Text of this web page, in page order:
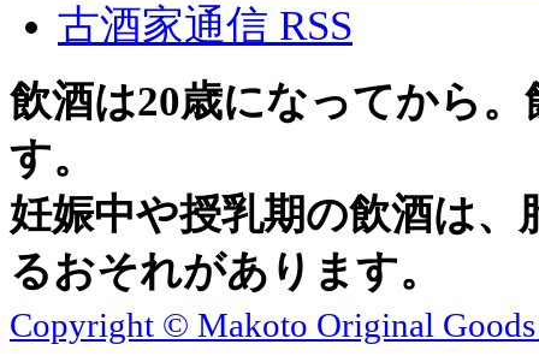
古酒家通信 RSS
飲酒は20歳になってから
す。
妊娠中や授乳期の飲酒は
るおそれがあります。
Copyright © Makoto Original